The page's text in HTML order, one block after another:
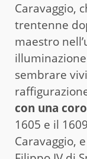
Caravaggio,
trentenne
maestro
sembrare
con una
1605 e il
Caravaggio,